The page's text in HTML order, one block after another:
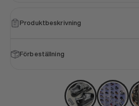
Produktbeskrivning
Förbeställning